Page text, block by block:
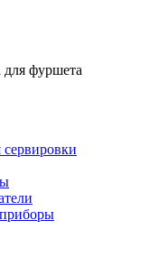
для фуршета